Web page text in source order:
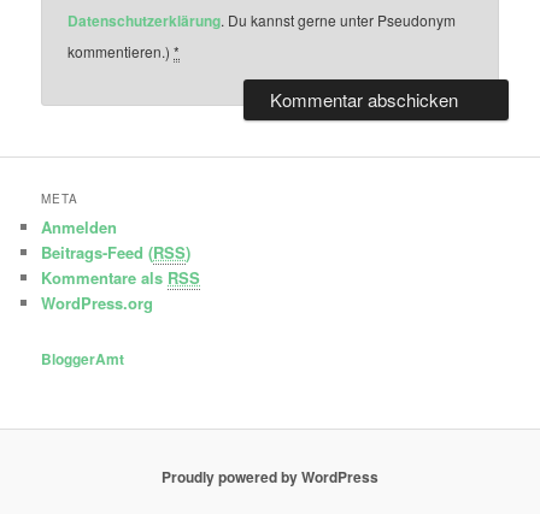
Datenschutzerklärung. Du kannst gerne unter Pseudonym
kommentieren.)*
META
Anmelden
Beitrags-Feed (RSS)
Kommentare als RSS
WordPress.org
BloggerAmt
Proudly powered by WordPress